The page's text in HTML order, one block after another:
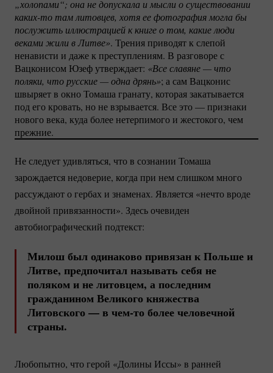
каких-то там литовцев, хотя ее фотография могла бы
послужить иллюстрацией к книге о том, какие люди
веками жили в Литве». Трения приводят к слепой
ненависти и даже к преступлениям. В разговоре с
Вацконисом Юзеф утверждает: «Все славяне — что
поляки, что русские — одна дрянь»; а сам Вацконис
швыряет в окно Томаша гранату, которая закатывается
под его кровать, но не взрывается. Все это — признаки
нового века, куда более нетерпимого и жестокого, чем
прежние.
Не следует удивляться, что в сознании Томаша
зарождается недоверие, когда при нем слишком много
рассуждают о гербах и знаменах. Является «нечто вроде
двойной привязанности». Здесь очевиден
автобиографический подтекст:
Милош был одинаково привязан к Польше и
Литве, пред­почитал называть себя не
поляком и не литовцем, а последним
гражданином Великого княжества
Литовского — в чем-тоболее человечной
страны.
Любопытно, что герой «Долины Иссы» в ранней